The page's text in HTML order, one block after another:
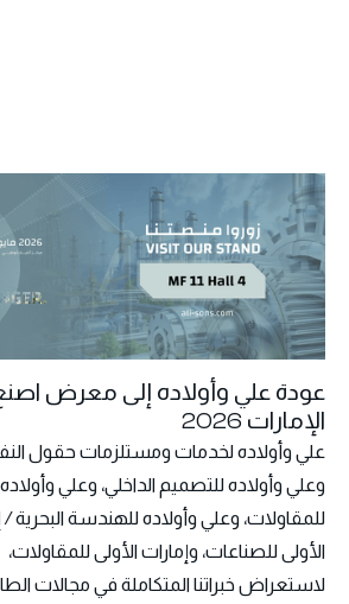
عودة علي وأولاده إلى معرض
الإمارات 2026
علي وأولاده لخدمات ومستلزمات حقول
وعلي وأولاده للتصميم الداخلي، وعلي وأولاده
للمقاولات، وعلي وأولاده للهندسة البحرية /
الأولى للصناعات، وإمارات الأولى للمقاولات،
لاستعراض خبراتنا المتكاملة في مجالات